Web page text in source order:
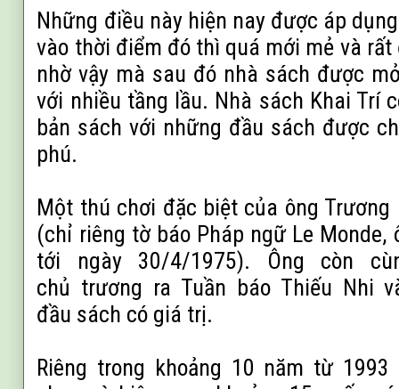
Những điều này hiện nay được áp
vào thời điểm đó thì quá mới mẻ và rất
nhờ vậy mà sau đó nhà sách được
với nhiều tầng lầu. Nhà sách Khai Trí
bản sách với những đầu sách được
phú.
Một thú chơi đặc biệt của ông
(chỉ riêng tờ báo Pháp ngữ Le Monde,
tới ngày 30/4/1975). Ông còn
chủ trương ra Tuần báo Thiếu Nhi
đầu sách có giá trị.
Riêng trong khoảng 10 năm từ